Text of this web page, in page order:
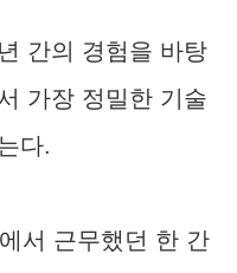
간의 경험을 바탕
가장 정밀한 기술
다.
서 근무했던 한 간